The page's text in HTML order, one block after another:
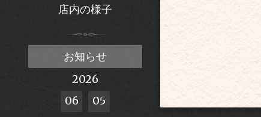
店内の様子
お知らせ
2026
06
05